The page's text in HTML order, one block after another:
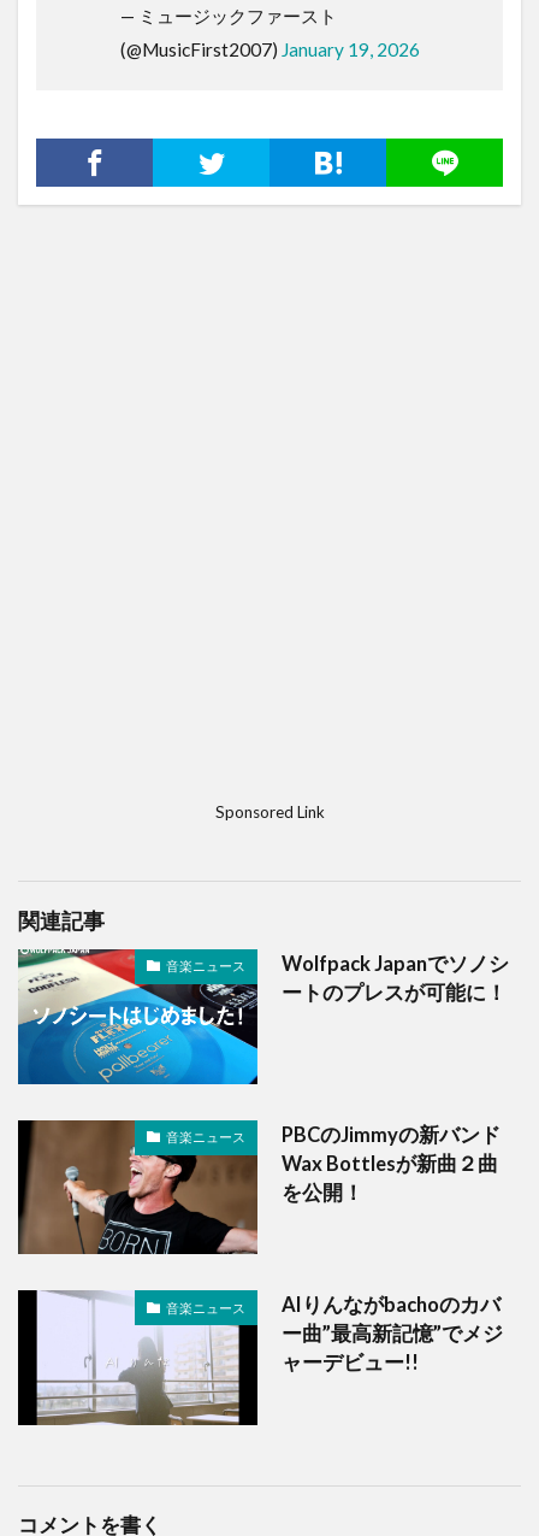
— ミュージックファースト
(@MusicFirst2007) January 19, 2026
Sponsored Link
関連記事
音楽ニュース
Wolfpack Japanでソノシ
ートのプレスが可能に！
音楽ニュース
PBCのJimmyの新バンド
Wax Bottlesが新曲２曲
を公開！
音楽ニュース
AIりんながbachoのカバ
ー曲”最高新記憶”でメジ
ャーデビュー!!
コメントを書く